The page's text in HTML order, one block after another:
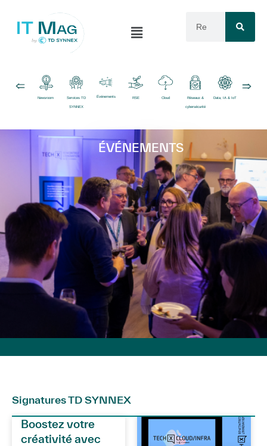
Newsroom Services TD
SYNNEX
Événements RSE Cloud Réseaux &
cybersécurité
Data, IA & IoT
ÉVÉNEMENTS
Signatures TD SYNNEX
Boostez votre
créativité avec